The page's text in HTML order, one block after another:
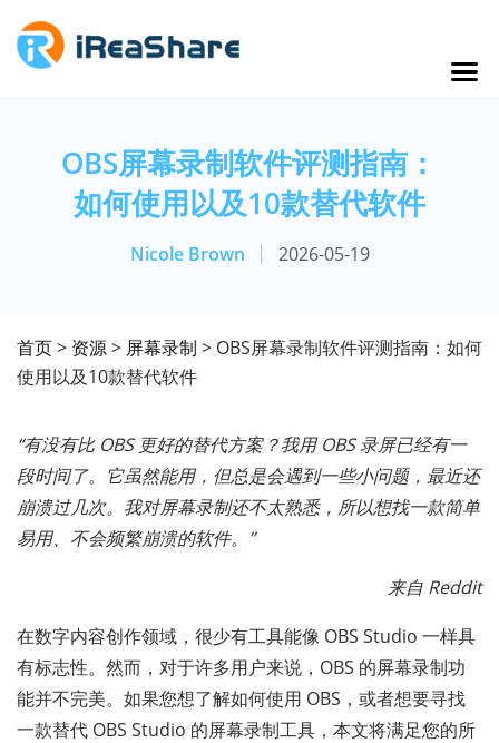
OBS屏幕录制软件评测指南：
如何使用以及10款替代软件
Nicole Brown 2026-05-19
首页> 资源> 屏幕录制 > OBS屏幕录制软件评测指南：如何
使用以及10款替代软件
“有没有比 OBS 更好的替代方案？我用 OBS 录屏已经有一
段时间了。它虽然能用，但总是会遇到一些小问题，最近还
崩溃过几次。我对屏幕录制还不太熟悉，所以想找一款简单
易用、不会频繁崩溃的软件。”
来自 Reddit
在数字内容创作领域，很少有工具能像 OBS Studio 一样具
有标志性。然而，对于许多用户来说，OBS 的屏幕录制功
能并不完美。如果您想了解如何使用 OBS，或者想要寻找
一款替代 OBS Studio 的屏幕录制工具，本文将满足您的所